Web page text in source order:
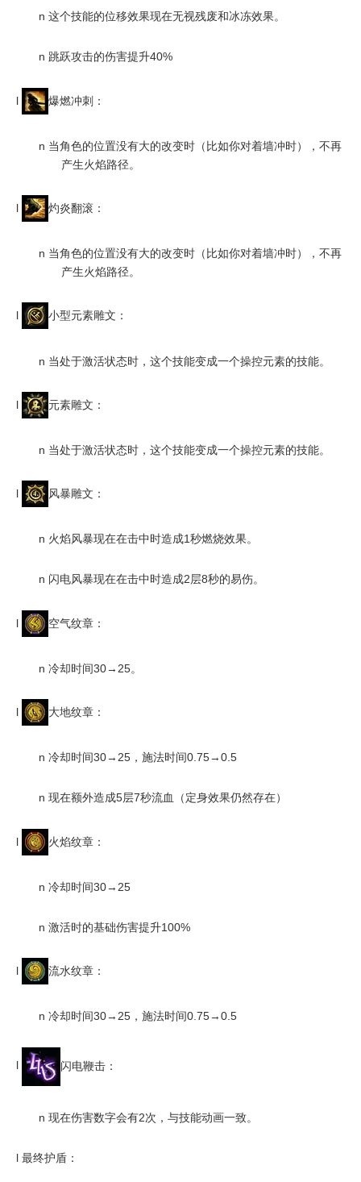
n 这个技能的位移效果现在无视残废和冰冻效果。
n 跳跃攻击的伤害提升40%
l 爆燃冲刺：
n 当角色的位置没有大的改变时（比如你对着墙冲时），不再
产生火焰路径。
l 灼炎翻滚：
n 当角色的位置没有大的改变时（比如你对着墙冲时），不再
产生火焰路径。
l 小型元素雕文：
n 当处于激活状态时，这个技能变成一个操控元素的技能。
l 元素雕文：
n 当处于激活状态时，这个技能变成一个操控元素的技能。
l 风暴雕文：
n 火焰风暴现在在击中时造成1秒燃烧效果。
n 闪电风暴现在在击中时造成2层8秒的易伤。
l 空气纹章：
n 冷却时间30→25。
l 大地纹章：
n 冷却时间30→25，施法时间0.75→0.5
n 现在额外造成5层7秒流血（定身效果仍然存在）
l 火焰纹章：
n 冷却时间30→25
n 激活时的基础伤害提升100%
l 流水纹章：
n 冷却时间30→25，施法时间0.75→0.5
l 闪电鞭击：
n 现在伤害数字会有2次，与技能动画一致。
l 最终护盾：